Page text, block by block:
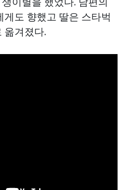
게도 향했고 딸은 스타벅
옮겨졌다.